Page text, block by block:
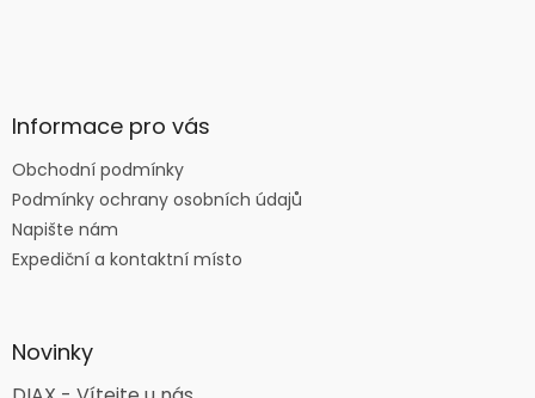
Informace pro vás
Obchodní podmínky
Podmínky ochrany osobních údajů
Napište nám
Expediční a kontaktní místo
Novinky